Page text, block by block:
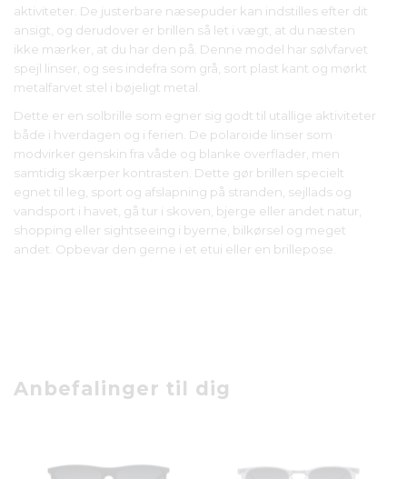
aktiviteter. De justerbare næsepuder kan indstilles efter dit
ansigt, og derudover er brillen så let i vægt, at du næsten
ikke mærker, at du har den på. Denne model har sølvfarvet
spejl linser, og ses indefra som grå, sort plast kant og mørkt
metalfarvet stel i bøjeligt metal.
Dette er en solbrille som egner sig godt til utallige aktiviteter
både i hverdagen og i ferien. De polaroide linser som
modvirker genskin fra våde og blanke overflader, men
samtidig skærper kontrasten. Dette gør brillen specielt
egnet til leg, sport og afslapning på stranden, sejllads og
vandsport i havet, gå tur i skoven, bjerge eller andet natur,
shopping eller sightseeing i byerne, bilkørsel og meget
andet. Opbevar den gerne i et etui eller en brillepose.
Anbefalinger til dig